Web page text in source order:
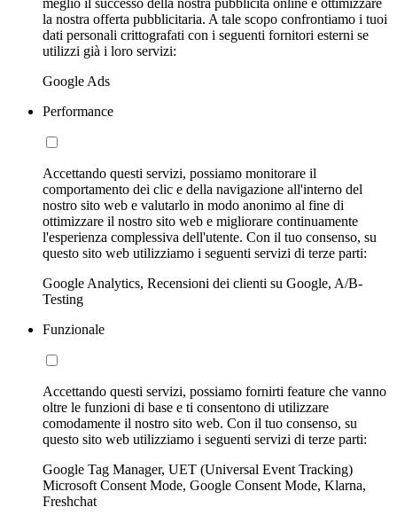
meglio il successo della nostra pubblicità online e ottimizzare
la nostra offerta pubblicitaria. A tale scopo confrontiamo i tuoi
dati personali crittografati con i seguenti fornitori esterni se
utilizzi già i loro servizi:
Google Ads
Performance
Accettando questi servizi, possiamo monitorare il
comportamento dei clic e della navigazione all'interno del
nostro sito web e valutarlo in modo anonimo al fine di
ottimizzare il nostro sito web e migliorare continuamente
l'esperienza complessiva dell'utente. Con il tuo consenso, su
questo sito web utilizziamo i seguenti servizi di terze parti:
Google Analytics, Recensioni dei clienti su Google, A/B-
Testing
Funzionale
Accettando questi servizi, possiamo fornirti feature che vanno
oltre le funzioni di base e ti consentono di utilizzare
comodamente il nostro sito web. Con il tuo consenso, su
questo sito web utilizziamo i seguenti servizi di terze parti:
Google Tag Manager, UET (Universal Event Tracking)
Microsoft Consent Mode, Google Consent Mode, Klarna,
Freshchat